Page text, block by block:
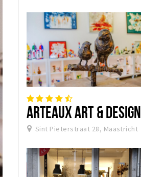
ARTEAUX ART & DESIGN
Sint Pieterstraat 28, Maastricht